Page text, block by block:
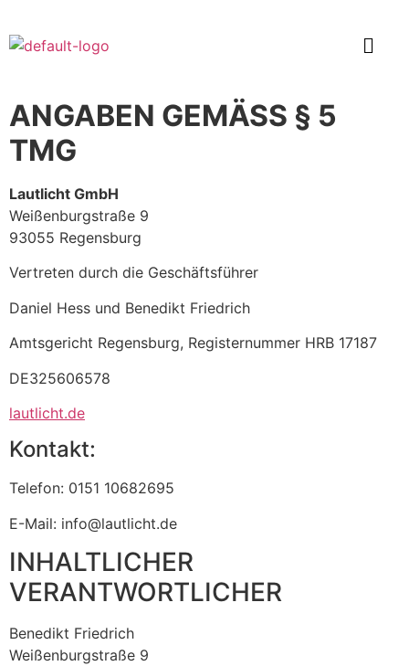
ANGABEN GEMÄSS § 5
TMG
Lautlicht GmbH
Weißenburgstraße 9
93055 Regensburg
Vertreten durch die Geschäftsführer
Daniel Hess und Benedikt Friedrich
Amtsgericht Regensburg, Registernummer HRB 17187
DE325606578
lautlicht.de
Kontakt:
Telefon: 0151 10682695
E-Mail: info@lautlicht.de
INHALTLICHER
VERANTWORTLICHER
Benedikt Friedrich
Weißenburgstraße 9